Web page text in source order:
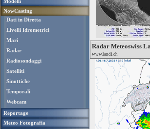
NowCasting
Dati in Diretta
Livelli Idrometrici
Mari
Radar
Radiosondaggi
Satelliti
Sinottiche
Temporali
Webcam
Reportage
Meteo Fotografia
Radar Meteoswiss
www.landi.ch